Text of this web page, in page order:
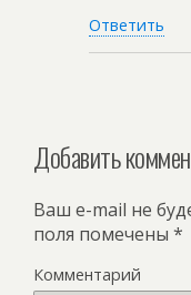
Ответить
Добавить
Ваш e-mail не
поля помечены *
Комментарий